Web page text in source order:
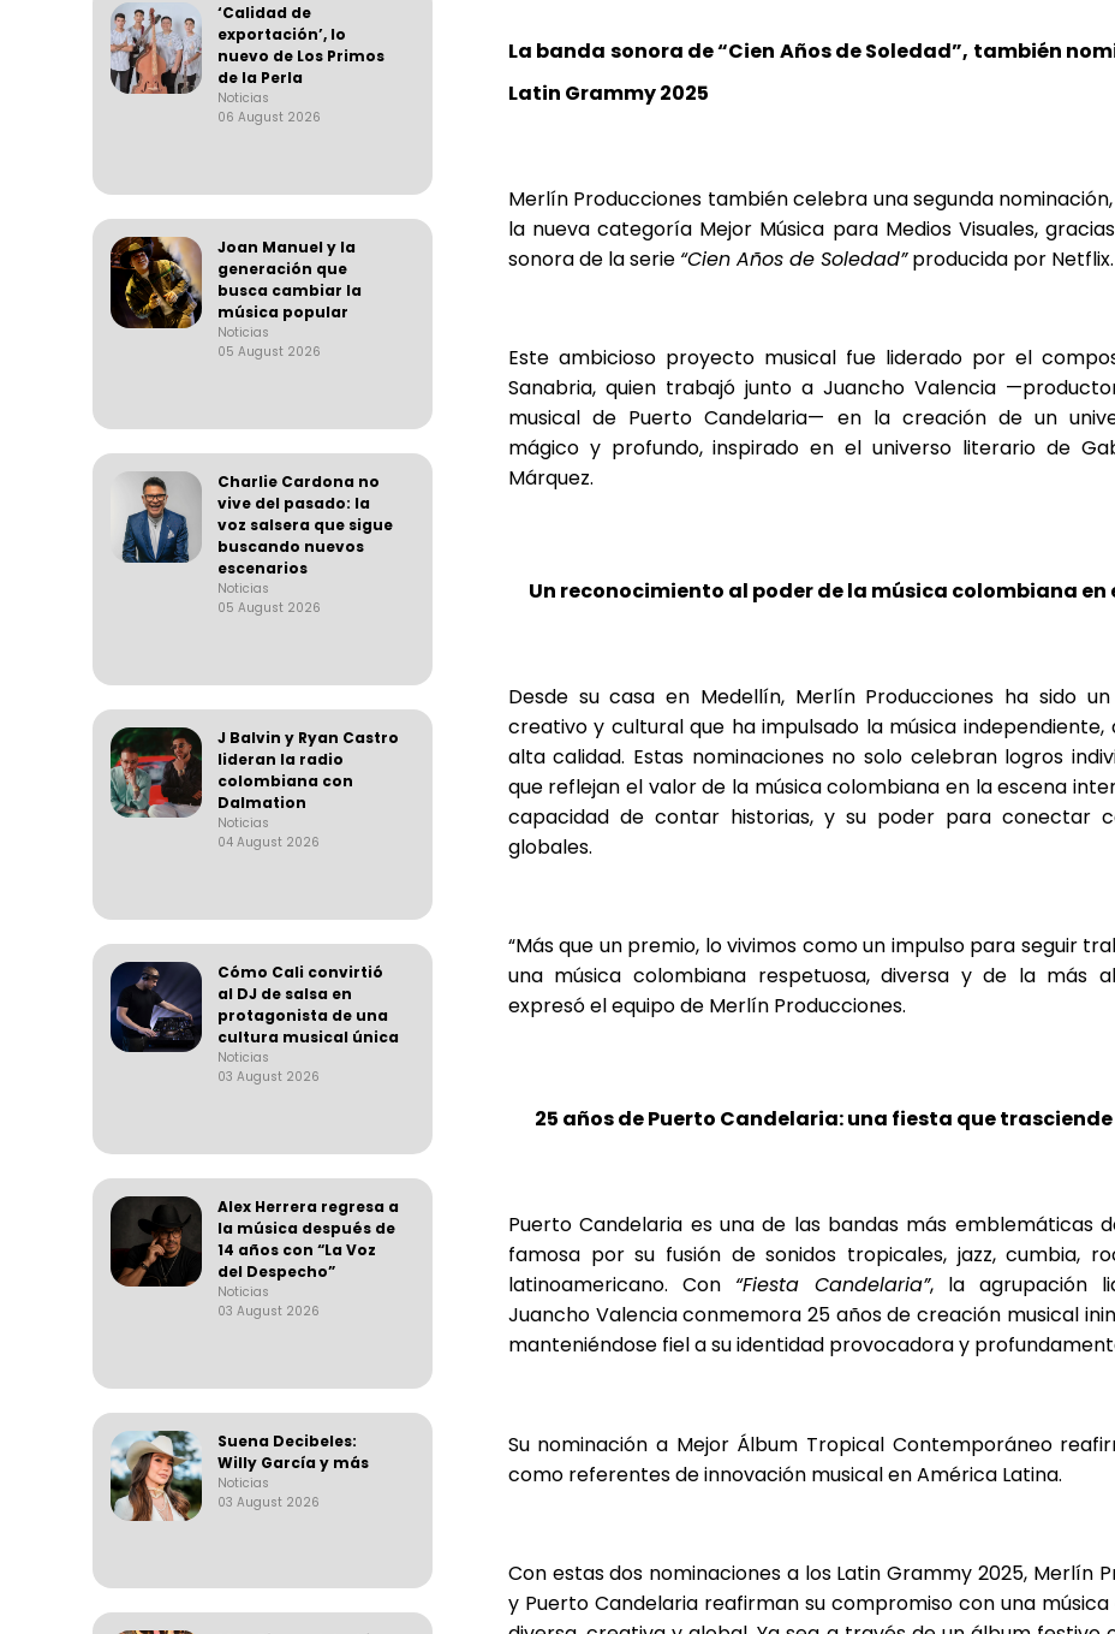
‘Calidad de
exportación’, lo
nuevo de Los Primos
de la Perla
Noticias
06 August 2026
Joan Manuel y la
generación que
busca cambiar la
música popular
Noticias
05 August 2026
Charlie Cardona no
vive del pasado: la
voz salsera que sigue
buscando nuevos
escenarios
Noticias
05 August 2026
J Balvin y Ryan Castro
lideran la radio
colombiana con
Dalmation
Noticias
04 August 2026
Cómo Cali convirtió
al DJ de salsa en
protagonista de una
cultura musical única
Noticias
03 August 2026
Alex Herrera regresa a
la música después de
14 años con “La Voz
del Despecho”
Noticias
03 August 2026
Suena Decibeles:
Willy García y más
Noticias
03 August 2026
La banda sonora de “Cien Años de Soledad”, también
Latin Grammy 2025
Merlín Producciones también celebra una segunda
la nueva categoría Mejor Música para Medios Visuales,
sonora de la serie “Cien Años de Soledad”producida por Netflix.
Este ambicioso proyecto musical fue liderado por el
Sanabria, quien trabajó junto a Juancho Valencia
musical de Puerto Candelaria— en la creación de un
mágico y profundo, inspirado en el universo literario de
Márquez.
Un reconocimiento al poder de la música colombiana en
Desde su casa en Medellín, Merlín Producciones ha sido
creativo y cultural que ha impulsado la música independiente,
alta calidad. Estas nominaciones no solo celebran logros
que reflejan el valor de la música colombiana en la escena
capacidad de contar historias, y su poder para conectar
globales.
“Más que un premio, lo vivimos como un impulso para seguir
una música colombiana respetuosa, diversa y de la más
expresó el equipo de Merlín Producciones.
25 años de Puerto Candelaria: una fiesta que
Puerto Candelaria es una de las bandas más emblemáticas
famosa por su fusión de sonidos tropicales, jazz, cumbia,
latinoamericano. Con “Fiesta Candelaria”, la agrupación
Juancho Valencia conmemora 25 años de creación musical
manteniéndose fiel a su identidad provocadora y
Su nominación a Mejor Álbum Tropical Contemporáneo
como referentes de innovación musical en América Latina.
Con estas dos nominaciones a los Latin Grammy 2025, Merlín
y Puerto Candelaria reafirman su compromiso con una